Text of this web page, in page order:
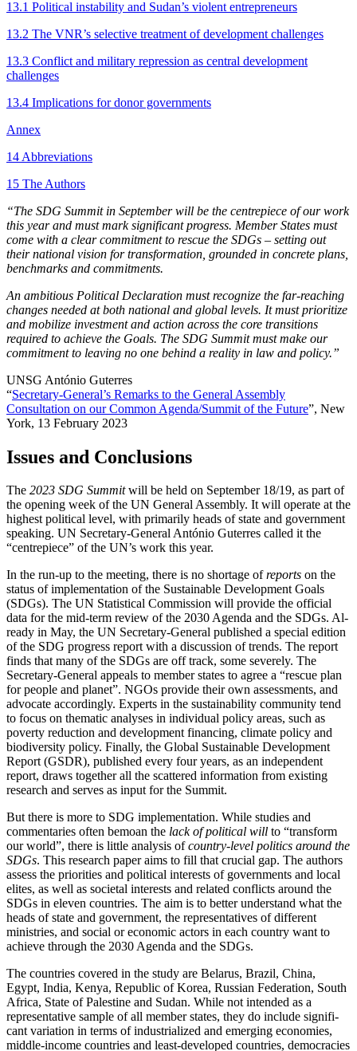
13.1 Political instability and Sudan’s violent entrepreneurs
13.2 The VNR’s selective treatment of development challenges
13.3 Conflict and military repression as central development
challenges
13.4 Implications for donor governments
Annex
14 Abbreviations
15 The Authors
“The SDG Summit in September will be the centrepiece of our work
this year and must mark significant progress. MemberStates must
come with a clear commitment to rescue the SDGs – setting out
their national vision for transformation, grounded in concrete plans,
benchmarks and commitments.
An ambitious Political Declaration must recognize the far-reaching
changes needed at both national and global levels. It must prioritize
and mobilize investment and action across the core transitions
required to achieve the Goals. The SDG Sum­mit must make our
commitment to leaving no one behind a reality in law and policy.”
UNSG António Guterres
“Secretary-General’s Remarks to the General Assembly
Consultation on our Common Agenda/Summit of the Future”, New
York, 13 February 2023
Issues and Conclusions
The 2023 SDG Summitwill be held on September 18/19, as part of
the opening week of the UN General Assem­bly. It will operate at the
highest political level, with primarily heads of state and government
speaking. UN Secretary-General António Guterres called it the
“centrepiece” of the UN’s work this year.
In the run-up to the meeting, there is no shortage ofreports on the
status of implementation of the Sus­tainable Development Goals
(SDGs). The UN Statistical Commission will provide the official
data for the mid-term review of the 2030 Agenda and the SDGs. Al­
ready in May, the UN Secretary-General published a special edition
of the SDG progress report with a discussion of trends. The report
finds that many of the SDGs are off track, some severely. The
Secretary-General appeals to member states to agree a “rescue plan
for people and planet”. NGOs provide their own assessments, and
advocate accordingly. Experts in the sustainability community tend
to focus on thematic analyses in individual policy areas, such as
poverty reduction and development financing, climate policy and
biodiver­sity policy. Finally, the Global Sustainable Development
Report (GSDR), published every four years, as an independent
report, draws together all the scattered information from existing
research and serves as input for the Summit.
But there is more to SDG implementation. While studies and
commentaries often bemoan the lack of political will to “transform
our world”, there is little analysis ofcountry-level politics around the
SDGs. This research paper aims to fill that crucial gap. The authors
assess the priorities and political interests of governments and local
elites, as well as societal interests and related conflicts around the
SDGs in eleven countries. The aim is to better understand what the
heads of state and government, the rep­resentatives of different
ministries, and social or economic actors in each country want to
achieve through the 2030 Agenda and the SDGs.
The countries covered in the study are Belarus, Brazil, China,
Egypt, India, Kenya, Republic of Korea, Russian Federation, South
Africa, State of Palestine and Sudan. While not intended as a
representative sample of all member states, they do include signifi­
cant variation in terms of industrialized and emerg­ing economies,
middle-income countries and least-developed countries, democracies